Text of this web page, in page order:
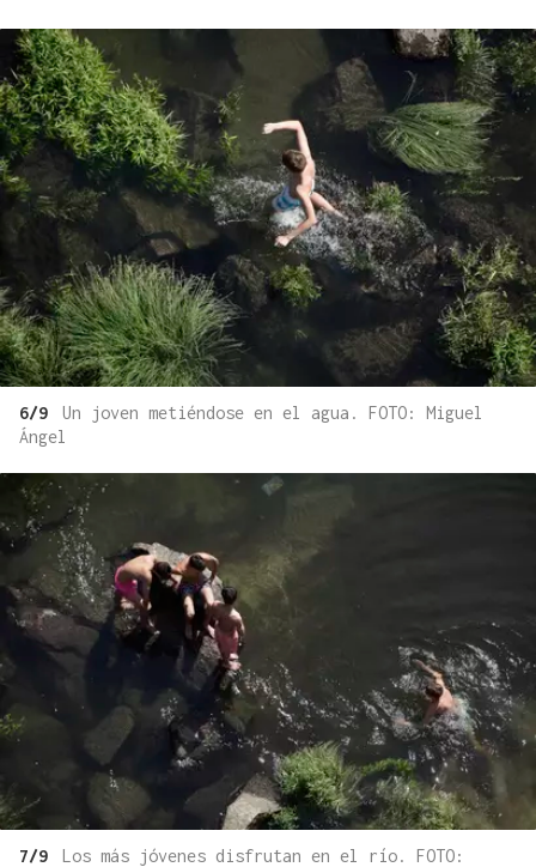
6/9
Un joven metiéndose en el agua. FOTO: Miguel
Ángel
7/9
Los más jóvenes disfrutan en el río. FOTO: